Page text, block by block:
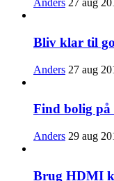
Anders 27 aug
Bliv klar til
Anders 27 aug
Find bolig på
Anders 29 aug
Brug HDMI